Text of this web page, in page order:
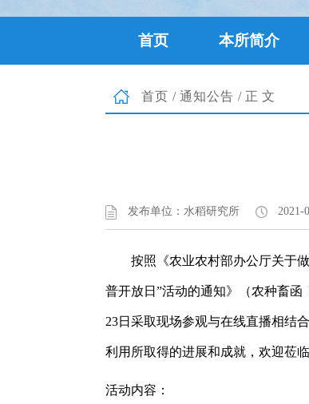
首页 本所简介
首页 / 通知公告 /正文
发布单位：水稻研究所 2021-
按照《农业农村部办公厅关于做
普开放日”活动的通知》（农种畜函
23日采取现场参观与在线直播相结
利用所取得的进展和成就，欢迎莅
活动内容：